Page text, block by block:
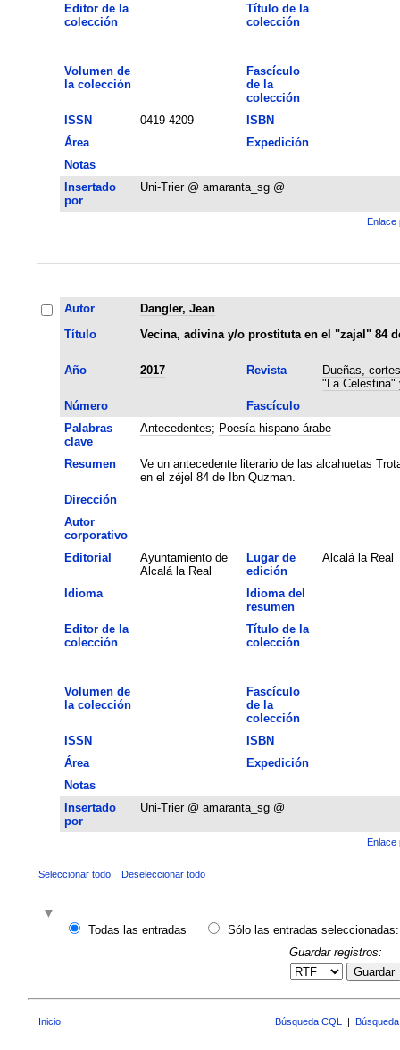
Editor de la
colección
Título de la
colección
Volumen de
la colección
Fascículo
de la
colección
ISSN
0419-4209
ISBN
Área
Expedición
Notas
Insertado
por
Uni-Trier @ amaranta_sg @
Enlace
Autor
Dangler, Jean
Título
Vecina, adivina y/o prostituta en el "zajal" 84
Año 2017 Revista
Dueñas,
"La Celestina"
Número
Fascículo
Palabras
clave
Antecedentes; Poesía hispano-árabe
Resumen
Ve un antecedente literario de las alcahuetas
en el zéjel 84 de Ibn Quzman.
Dirección
Autor
corporativo
Editorial
Ayuntamiento de
Alcalá la Real
Lugar de
edición
Alcalá la Real
Idioma
Idioma del
resumen
Editor de la
colección
Título de la
colección
Volumen de
la colección
Fascículo
de la
colección
ISSN
ISBN
Área
Expedición
Notas
Insertado
por
Uni-Trier @ amaranta_sg @
Enlace
Seleccionar todo Deseleccionar todo
Todas las entradas
Sólo las entradas seleccionadas:
Guardar registros:
Guardar
Inicio Búsqueda CQL